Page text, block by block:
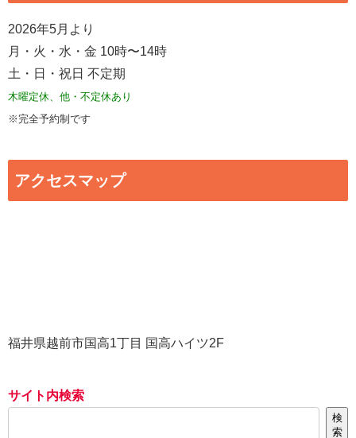
2026年5月より
月・火・水・金 10時〜14時
土・日・祝日 不定期
木曜定休、他・不定休あり
※完全予約制です
アクセスマップ
福井県越前市国高1丁目 国高ハイツ2F
サイト内検索
検
索